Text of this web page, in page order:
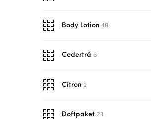
Body Lotion 48
Cederträ 6
Citron 1
Doftpaket 23